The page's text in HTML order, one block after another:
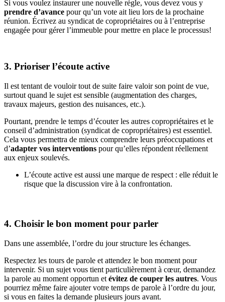
Si vous voulez instaurer une nouvelle règle, vous devez vous y
prendre d’avance pour qu’un vote ait lieu lors de la prochaine
réunion. Écrivez au syndicat de copropriétaires ou à l’entreprise
engagée pour gérer l’immeuble pour mettre en place le processus!
3. Prioriser l’écoute active
Il est tentant de vouloir tout de suite faire valoir son point de vue,
surtout quand le sujet est sensible (augmentation des charges,
travaux majeurs, gestion des nuisances, etc.).
Pourtant, prendre le temps d’écouter les autres copropriétaires et le
conseil d’administration (syndicat de copropriétaires) est essentiel.
Cela vous permettra de mieux comprendre leurs préoccupations et
d’adapter vos interventions pour qu’elles répondent réellement
aux enjeux soulevés.
L’écoute active est aussi une marque de respect : elle réduit le
risque que la discussion vire à la confrontation.
4. Choisir le bon moment pour parler
Dans une assemblée, l’ordre du jour structure les échanges.
Respectez les tours de parole et attendez le bon moment pour
intervenir. Si un sujet vous tient particulièrement à cœur, demandez
la parole au moment opportun et évitez de couper les autres. Vous
pourriez même faire ajouter votre temps de parole à l’ordre du jour,
si vous en faites la demande plusieurs jours avant.